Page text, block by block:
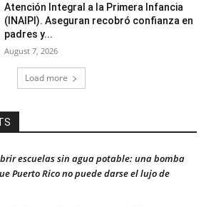
Atención Integral a la Primera Infancia
(INAIPI). Aseguran recobró confianza en
padres y...
August 7, 2026
Load more
escuelas sin agua potable: una bomba
Puerto Rico no puede darse el lujo de